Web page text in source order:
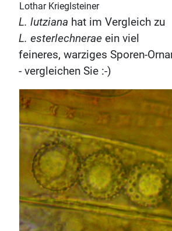
Lothar Krieglsteiner
L. lutziana hat im Vergleich zu
L. esterlechnerae ein viel
feineres, warziges Sporen-
- vergleichen Sie :-)